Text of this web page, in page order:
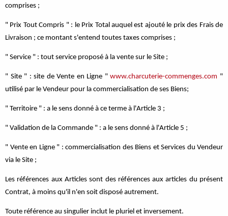
comprises ;
" Prix Tout Compris " : le Prix Total auquel est ajouté le prix des Frais de
Livraison ; ce montant s'entend toutes taxes comprises ;
" Service " : tout service proposé à la vente sur le Site ;
" Site " : site de Vente en Ligne "www.charcuterie-commenges.com "
utilisé par le Vendeur pour la commercialisation de ses Biens;
" Territoire " : a le sens donné à ce terme à l'Article 3 ;
" Validation de la Commande " : a le sens donné à l'Article 5 ;
" Vente en Ligne " : commercialisation des Biens et Services du Vendeur
via le Site ;
Les références aux Articles sont des références aux articles du présent
Contrat, à moins qu'il n'en soit disposé autrement.
Toute référence au singulier inclut le pluriel et inversement.